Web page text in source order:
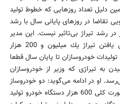
دلیل تعداد روزهایی كه خطوط تولید
تقاضا در روزهای پایانی سال با رشد
رشد تیراژ بی‌تاثیر نیست. این مدیر
ارشد در ادامه در رابطه با تحقق یافتن تیراژ یك میلیون و 200 هزار
خودروسازان تا پایان سال قطعا
به تیراژی كه وزیر از خودروسازان
او در ادامه می‌گوید: دو خودروساز
بزرگ كشور طی سال گذشته به صورت كلی 600 هزار دستگاه خودرو تولید